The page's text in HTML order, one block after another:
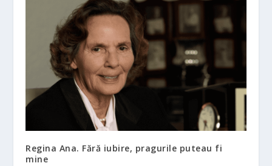
Regina Ana. Fără iubire, pragurile puteau fi
mine